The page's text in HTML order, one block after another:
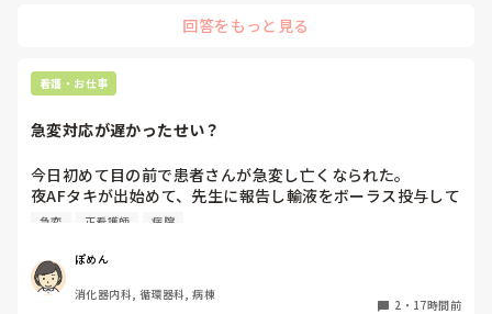
回答をもっと見る
看護・お仕事
急変対応が遅かったせい？
今日初めて目の前で患者さんが急変し亡くなられた。
夜AFタキが出始めて、先生に報告し輸液をボーラス投与して
AF波形のままだったけど徐々にレートも落ち着いたし患者
またレートが上がり出したので先生に電話をかけた途端急に
VT波形に移行した。その後VF波形になって、今の今まで話
してた患者さんが目の前で痙攣して亡くなってしまった。
急変 正看護師 病院
ぽめん
消化器内科, 循環器科, 病棟
2 ・ 17時間前